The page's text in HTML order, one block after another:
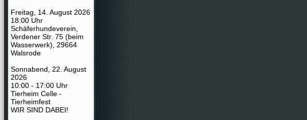
Freitag, 14. August 2026
18:00 Uhr
Schäferhundeverein,
Verdener Str. 75 (beim
Wasserwerk), 29664
Walsrode
Sonnabend, 22. August
2026
10:00 - 17:00 Uhr
Tierheim Celle -
Tierheimfest
WIR SIND DABEI!